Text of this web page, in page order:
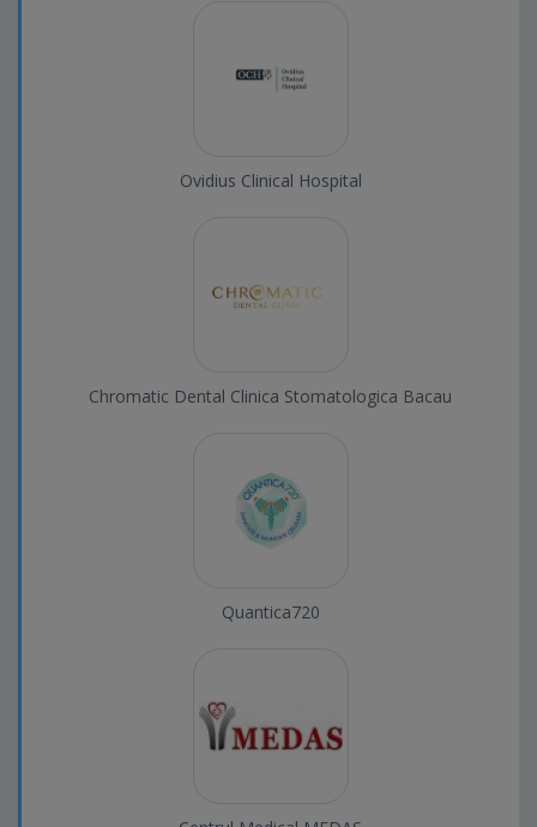
Ovidius Clinical Hospital
Chromatic Dental Clinica Stomatologica Bacau
Quantica720